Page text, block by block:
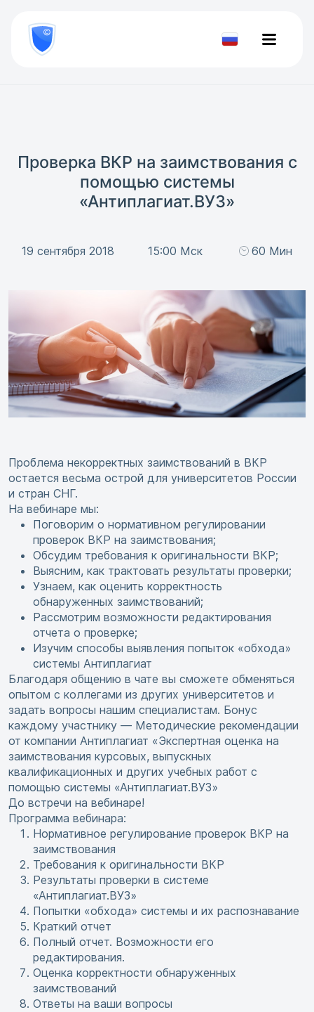
800
777-
81-Проверить
Проверка ВКР на заимствования с
помощью системы
«Антиплагиат.ВУЗ»
19 сентября 2018 15:00 Мск 60 Мин
Проблема некорректных заимствований в ВКР
остается весьма острой для университетов России
и стран СНГ.
На вебинаре мы:
Поговорим о нормативном регулировании
проверок ВКР на заимствования;
Обсудим требования к оригинальности ВКР;
Выясним, как трактовать результаты проверки;
Узнаем, как оценить корректность
обнаруженных заимствований;
Рассмотрим возможности редактирования
отчета о проверке;
Изучим способы выявления попыток «обхода»
системы Антиплагиат
Благодаря общению в чате вы сможете обменяться
опытом с коллегами из других университетов и
задать вопросы нашим специалистам. Бонус
каждому участнику — Методические рекомендации
от компании Антиплагиат «Экспертная оценка на
заимствования курсовых, выпускных
квалификационных и других учебных работ с
помощью системы «Антиплагиат.ВУЗ»
До встречи на вебинаре!
Программа вебинара:
Нормативное регулирование проверок ВКР на
заимствования
Требования к оригинальности ВКР
Результаты проверки в системе
«Антиплагиат.ВУЗ»
Попытки «обхода» системы и их распознавание
Краткий отчет
Полный отчет. Возможности его
редактирования.
Оценка корректности обнаруженных
заимствований
Ответы на ваши вопросы